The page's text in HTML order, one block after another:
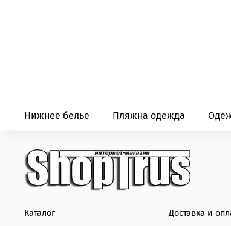
Нижнее белье Пляжна одежда
Каталог
Доставка и